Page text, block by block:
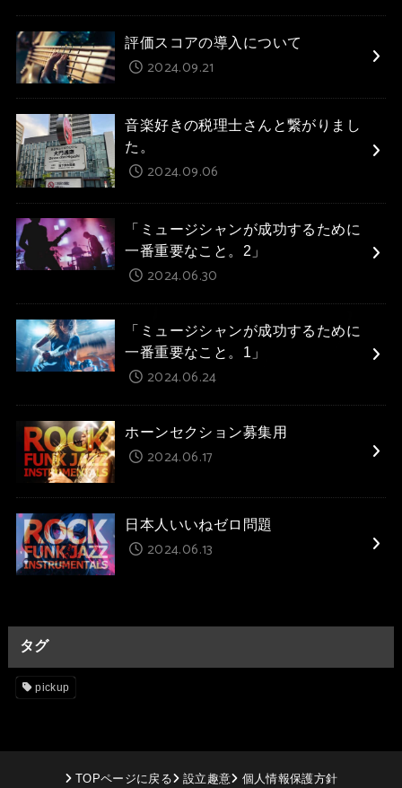
評価スコアの導入について
2024.09.21
音楽好きの税理士さんと繋がりまし
た。
2024.09.06
「ミュージシャンが成功するために
一番重要なこと。2」
2024.06.30
「ミュージシャンが成功するために
一番重要なこと。1」
2024.06.24
ホーンセクション募集用
2024.06.17
日本人いいねゼロ問題
2024.06.13
タグ
pickup
TOPページに戻る 設立趣意 個人情報保護方針